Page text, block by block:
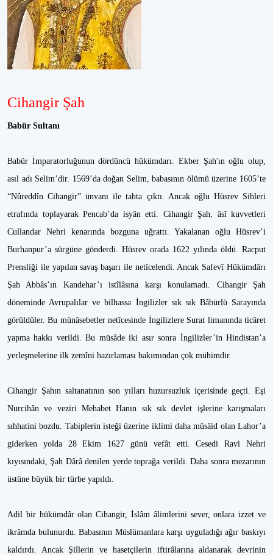
Cihangir Şah
Babür Sultanı
Babür İmparatorluğunun dördüncü hükümdarı. Ekber Şah'ın oğlu olup,
asıl adı Selim’dir. 1569’da doğan Selim, babasının ölümü üzerine 1605’te
“Nûreddîn Cihangir” ünvanı ile tahta çıktı. Ancak oğlu Hüsrev Sihleri
etrafında toplayarak Pencab’da isyân etti. Cihangir Şah, âsî kuvvetleri
Cullandar Nehri kenarında bozguna uğrattı. Yakalanan oğlu Hüsrev’i
Burhanpur’a sürgüne gönderdi. Hüsrev orada 1622 yılında öldü. Racput
Prensliği ile yapılan savaş başarı ile netîcelendi. Ancak Safevî Hükümdârı
Şah Abbâs’ın Kandehar’ı istîlâsına karşı konulamadı. Cihangir Şah
döneminde Avrupalılar ve bilhassa İngilizler sık sık Bâbürlü Sarayında
görüldüler. Bu münâsebetler netîcesinde İngilizlere Surat limanında ticâret
yapma hakkı verildi. Bu müsâde iki asır sonra İngilizler’in Hindistan’a
yerleşmelerine ilk zemîni hazırlaması bakımından çok mühimdir.
Cihangir Şahın saltanatının son yılları huzursuzluk içerisinde geçti. Eşi
Nurcihân ve veziri Mehabet Hanın sık sık devlet işlerine karışmaları
sıhhatini bozdu. Tabiplerin isteği üzerine iklimi daha müsâid olan Lahor’a
giderken yolda 28 Ekim 1627 günü vefât etti. Cesedi Ravi Nehri
kıyısındaki, Şah Dârâ denilen yerde toprağa verildi. Daha sonra mezarının
üstüne büyük bir türbe yapıldı.
Adil bir hükümdâr olan Cihangir, İslâm âlimlerini sever, onlara izzet ve
ikrâmda bulunurdu. Babasının Müslümanlara karşı uyguladığı ağır baskıyı
kaldırdı. Ancak Şiîlerin ve hasetçilerin iftirâlarına aldanarak devrinin